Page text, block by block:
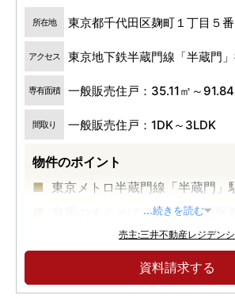
所在地 東京都千代田区麹町１丁目５番
アクセス 東京地下鉄半蔵門線「半蔵門
専有面積 一般販売住戸：35.11㎡～
間取り 一般販売住戸：1DK～3LDK
物件のポイント
東京メトロ半蔵門線「半蔵門」
皇居のすぐそばに佇む千代田区
約７０年定期転借地権付マンシ
...続きを読む
売主:三井不動産レジデン
資料請求する